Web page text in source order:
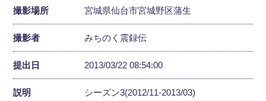
撮影場所 宮城県仙台市宮城野区蒲生
撮影者 みちのく震録伝
提出日 2013/03/22 08:54:00
説明 シーズン3(2012/11-2013/03)